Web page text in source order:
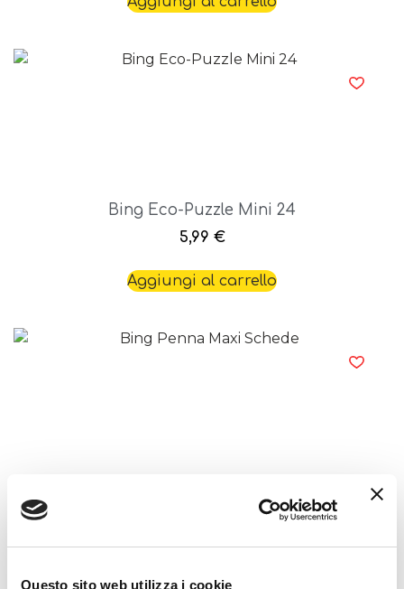
Questo sito web utilizza i cookie
Bing Eco-Puzzle Mini 24
5,99 €
Aggiungi al carrello